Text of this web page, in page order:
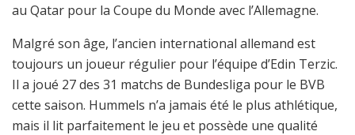
au Qatar pour la Coupe du Monde avec l’Allemagne.
Malgré son âge, l’ancien international allemand est
toujours un joueur régulier pour l’équipe d’Edin Terzic.
Il a joué 27 des 31 matchs de Bundesliga pour le BVB
cette saison. Hummels n’a jamais été le plus athlétique,
mais il lit parfaitement le jeu et possède une qualité